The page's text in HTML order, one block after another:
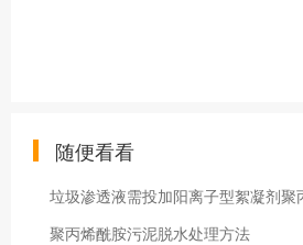
随便看看
垃圾渗透液需投加阳离子型絮凝剂聚
聚丙烯酰胺污泥脱水处理方法